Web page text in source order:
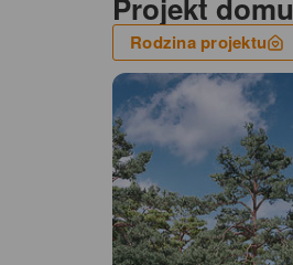
Projekt domu
Rodzina projektu